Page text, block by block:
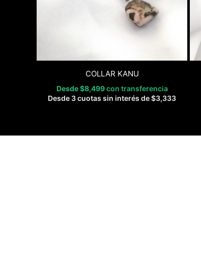
COLLAR KANU
Desde$8,499con transferencia
Desde 3 cuotas sin interés de$3,333